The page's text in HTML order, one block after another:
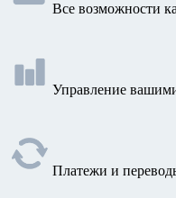
Все возможности
Управление
Платежи и